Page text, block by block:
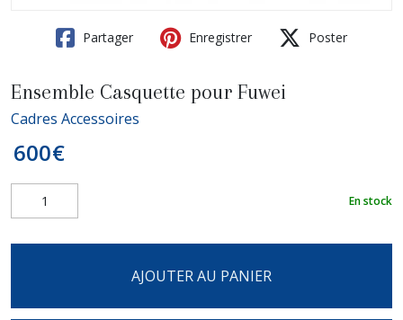
Partager Enregistrer Poster
Ensemble Casquette pour Fuwei
Cadres Accessoires
600€
En stock
AJOUTER AU PANIER